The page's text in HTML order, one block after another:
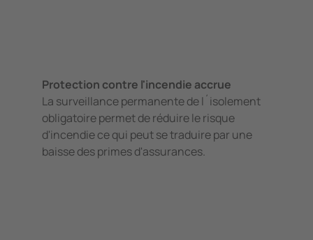
Protection contre l'incendie accrue
La surveillance permanente de l´isolement
obligatoire permet de réduire le risque
d'incendie ce qui peut se traduire par une
baisse des primes d'assurances.